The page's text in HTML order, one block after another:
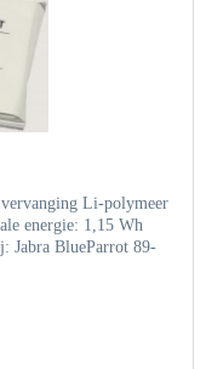
Li-polymeer
energie: 1,15 Wh
Jabra BlueParrot 89-